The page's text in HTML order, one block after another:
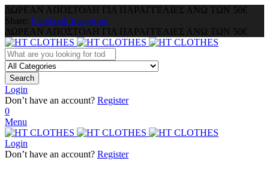
ΔΩΡΕΑΝ ΑΠΟΣΤΟΛΗ ΓΙΑ ΠΑΡΑΓΓΕΛΙΕΣ ΑΝΩ ΤΩΝ 50€
Share: Facebook Instagram
ΔΩΡΕΑΝ ΑΠΟΣΤΟΛΗ ΓΙΑ ΠΑΡΑΓΓΕΛΙΕΣ ΑΝΩ ΤΩΝ 50€
Search
Login
Don’t have an account? Register
0
Menu
Login
Don’t have an account? Register